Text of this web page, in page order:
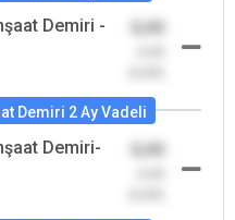
Demiri -
Demiri 2 Ay Vadeli
Demiri-